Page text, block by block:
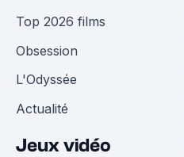
Top 2026 films
Obsession
L'Odyssée
Actualité
Jeux vidéo